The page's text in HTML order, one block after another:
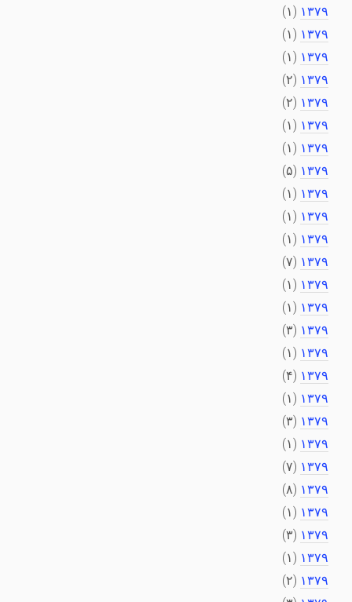
۱۳۷۹ (۱)
۱۳۷۹ (۱)
۱۳۷۹ (۱)
۱۳۷۹ (۲)
۱۳۷۹ (۲)
۱۳۷۹ (۱)
۱۳۷۹ (۱)
۱۳۷۹ (۵)
۱۳۷۹ (۱)
۱۳۷۹ (۱)
۱۳۷۹ (۱)
۱۳۷۹ (۷)
۱۳۷۹ (۱)
۱۳۷۹ (۱)
۱۳۷۹ (۳)
۱۳۷۹ (۱)
۱۳۷۹ (۴)
۱۳۷۹ (۱)
۱۳۷۹ (۳)
۱۳۷۹ (۱)
۱۳۷۹ (۷)
۱۳۷۹ (۸)
۱۳۷۹ (۱)
۱۳۷۹ (۳)
۱۳۷۹ (۱)
۱۳۷۹ (۲)